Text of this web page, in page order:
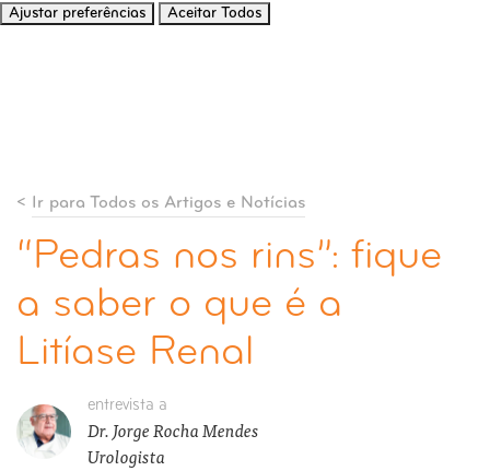
Ajustar preferências
Aceitar Todos
< Ir para Todos os Artigos e Notícias
“Pedras nos rins”: fique
a saber o que é a
Litíase Renal
entrevista a
Dr. Jorge Rocha Mendes
Urologista